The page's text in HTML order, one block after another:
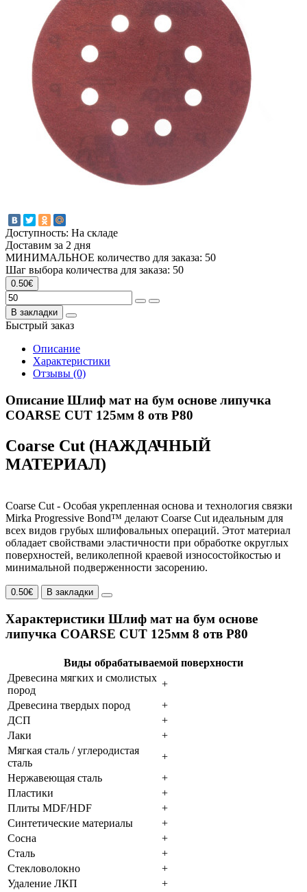
Доступность: На складе
Доставим за 2 дня
МИНИМАЛЬНОЕ количество для заказа: 50
Шаг выбора количества для заказа: 50
0.50€
В закладки
Быстрый заказ
Описание
Характеристики
Отзывы (0)
Описание Шлиф мат на бум основе липучка
COARSE CUT 125мм 8 отв P80
Coarse Cut (НАЖДАЧНЫЙ
МАТЕРИАЛ)
Coarse Cut - Особая укрепленная основа и технология связки
Mirka Progressive Bond™ делают Coarse Cut идеальным для
всех видов грубых шлифовальных операций. Этот материал
обладает свойствами эластичности при обработке округлых
поверхностей, великолепной краевой износостойкостью и
минимальной подверженности засорению.
0.50€ В закладки
Характеристики Шлиф мат на бум основе
липучка COARSE CUT 125мм 8 отв P80
Виды обрабатываемой поверхности
Древесина мягких и смолистых
пород
+
Древесина твердых пород
+
ДСП
+
Лаки
+
Мягкая сталь / углеродистая
сталь
+
Нержавеющая сталь
+
Пластики
+
Плиты MDF/HDF
+
Синтетические материалы
+
Сосна
+
Сталь
+
Стекловолокно
+
Удаление ЛКП
+